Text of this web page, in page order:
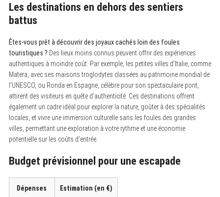
Les destinations en dehors des sentiers
battus
Êtes-vous prêt à découvrir des joyaux cachés loin des foules
touristiques ? Des lieux moins connus peuvent offrir des expériences
authentiques à moindre coût. Par exemple, les petites villes d’Italie, comme
Matera, avec ses maisons troglodytes classées au patrimoine mondial de
l’UNESCO, ou Ronda en Espagne, célèbre pour son spectaculaire pont,
attirent des visiteurs en quête d’authenticité. Ces destinations offrent
également un cadre idéal pour explorer la nature, goûter à des spécialités
locales, et vivre une immersion culturelle sans les foules des grandes
villes, permettant une exploration à votre rythme et une économie
potentielle sur les coûts d’entrée.
Budget prévisionnel pour une escapade
Dépenses Estimation (en €)
S
c
f
r